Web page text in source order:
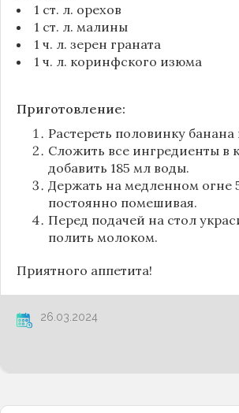
1 ст. л. орехов
1 ст. л. малины
1 ч. л. зерен граната
1 ч. л. коринфского изюма
Приготовление:
Растереть половинку банана
Сложить все ингредиенты в
добавить 185 мл воды.
Держать на медленном огне
постоянно помешивая.
Перед подачей на стол
полить молоком.
Приятного аппетита!
26.03.2024